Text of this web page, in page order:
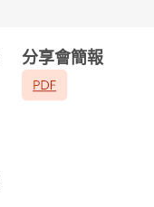
分享會簡報